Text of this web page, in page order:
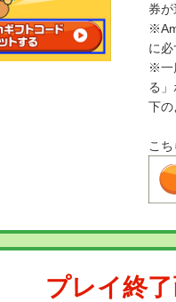
券が
に必
※一
る
下の
こ
プレイ終